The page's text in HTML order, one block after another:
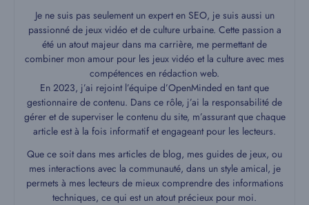
Je ne suis pas seulement un expert en SEO, je suis aussi un
passionné de jeux vidéo et de culture urbaine. Cette passion a
été un atout majeur dans ma carrière, me permettant de
combiner mon amour pour les jeux vidéo et la culture avec mes
compétences en rédaction web.
En 2023, j’ai rejoint l’équipe d’OpenMinded en tant que
gestionnaire de contenu. Dans ce rôle, j’ai la responsabilité de
gérer et de superviser le contenu du site, m’assurant que chaque
article est à la fois informatif et engageant pour les lecteurs.
Que ce soit dans mes articles de blog, mes guides de jeux, ou
mes interactions avec la communauté, dans un style amical, je
permets à mes lecteurs de mieux comprendre des informations
techniques, ce qui est un atout précieux pour moi.